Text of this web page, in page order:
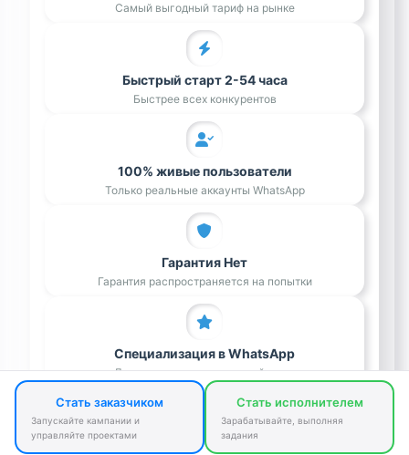
Самый выгодный тариф на рынке
Быстрый старт 2-54 часа
Быстрее всех конкурентов
100% живые пользователи
Только реальные аккаунты WhatsApp
Гарантия Нет
Гарантия распространяется на попытки
Специализация в WhatsApp
Лучшие исполнители в этой нише
Стать заказчиком
Запускайте кампании и
управляйте проектами
Стать исполнителем
Зарабатывайте, выполняя
задания